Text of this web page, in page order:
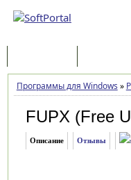
Программы для Windows »
FUPX (Free
Описание Отзывы